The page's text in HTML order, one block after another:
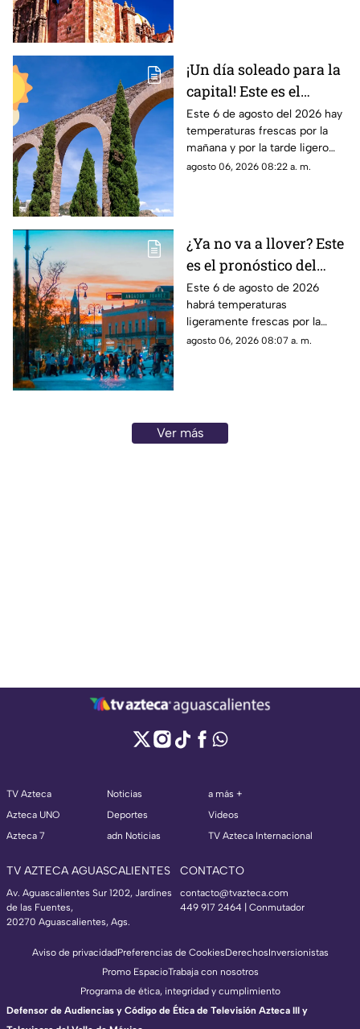
¡Un día soleado para la
capital! Este es el
pronóstico del clima en
Zacatecas HOY jueves 6
de agosto
Este 6 de agosto del 2026 hay
temperaturas frescas por la
mañana y por la tarde ligero
calor; el clima de hoy en
agosto 06, 2026 08:22 a. m.
¿Ya no va a llover? Este
es el pronóstico del
clima en
Aguascalientes hoy 6
de agosto
Este 6 de agosto de 2026
habrá temperaturas
ligeramente frescas por la
mañana y calor en el día; el
agosto 06, 2026 08:07 a. m.
Ver más
TV Azteca
Azteca UNO
Azteca 7
Noticias
Deportes
adn Noticias
a más +
Videos
TV Azteca Internacional
TV AZTECA AGUASCALIENTES
Av. Aguascalientes Sur 1202, Jardines
de las Fuentes,
20270 Aguascalientes, Ags.
CONTACTO
contacto@tvazteca.com
449 917 2464 | Conmutador
Aviso de privacidadPreferencias de CookiesDerechosInversionistas
Promo EspacioTrabaja con nosotros
Programa de ética, integridad y cumplimiento
Defensor de Audiencias y Código de Ética de Televisión Azteca III y